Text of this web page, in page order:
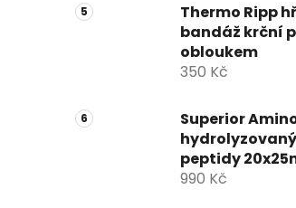
Thermo Ripp
bandáž krční
obloukem
350 Kč
Superior
peptidy
990 Kč